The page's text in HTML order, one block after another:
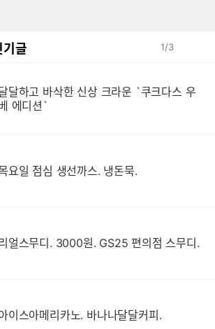
기글 1/3
달하고 바삭한 신상 크라운 `쿠크다스 우
에디션`
요일 점심 생선까스. 냉돈묵.
얼스무디. 3000원. GS25 편의점 스무디.
이스아메리카노. 바나나달달커피.